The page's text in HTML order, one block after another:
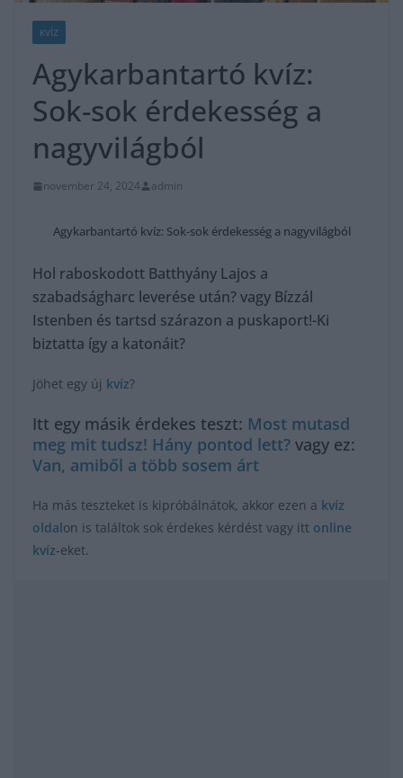
KVÍZ
Agykarbantartó kvíz:
Sok-sok érdekesség a
nagyvilágból
november 24, 2024 admin
Agykarbantartó kvíz: Sok-sok érdekesség a nagyvilágból
Hol raboskodott Batthyány Lajos a
szabadságharc leverése után? vagy Bízzál
Istenben és tartsd szárazon a puskaport!-Ki
biztatta így a katonáit?
Jöhet egy új kvíz?
Itt egy másik érdekes teszt: Most mutasd
meg mit tudsz! Hány pontod lett? vagy ez:
Van, amiből a több sosem árt
Ha más teszteket is kipróbálnátok, akkor ezen a kvíz
oldalon is találtok sok érdekes kérdést vagy itt online
kvíz-eket.